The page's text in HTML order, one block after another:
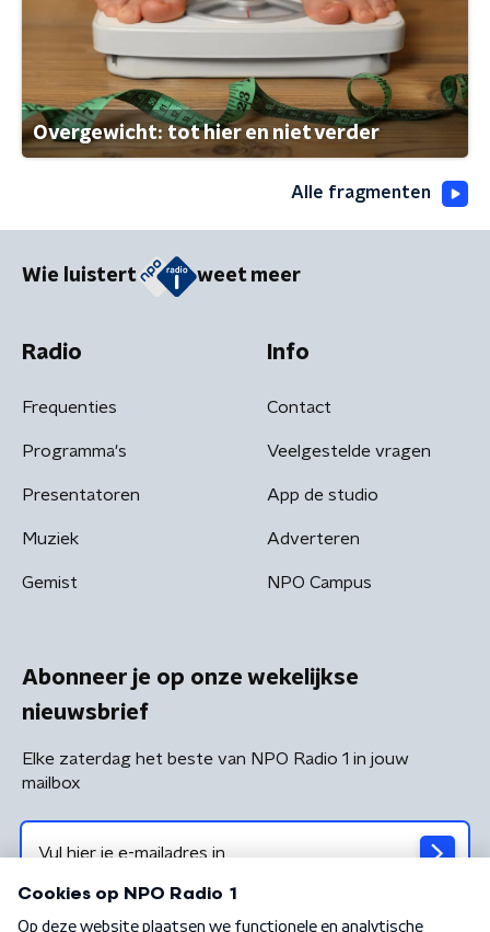
Overgewicht: tot hier en niet verder
Alle fragmenten
Wie luistert weet meer
Radio
Frequenties
Programma's
Presentatoren
Muziek
Gemist
Info
Contact
Veelgestelde vragen
App de studio
Adverteren
NPO Campus
Abonneer je op onze wekelijkse
nieuwsbrief
Elke zaterdag het beste van NPO Radio 1 in jouw
mailbox